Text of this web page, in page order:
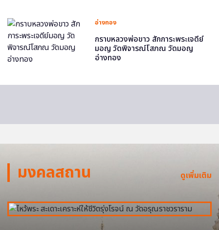
อ่างทอง
กราบหลวงพ่อขาว สักการะพระเจดีย์
มอญ วัดพิจารณ์โสภณ วัดมอญ
อ่างทอง
มงคลสถาน ดูเพิ่มเติม